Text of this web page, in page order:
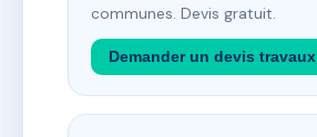
communes. Devis gratuit.
Demander un devis travaux